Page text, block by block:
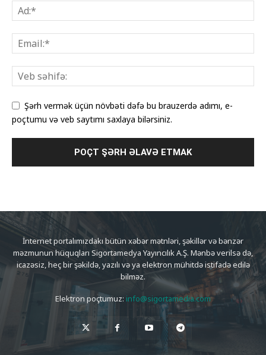
Şərh vermək üçün növbəti dəfə bu brauzerdə adımı, e-
poçtumu və veb saytımı saxlaya bilərsiniz.
İnternet portalımızdakı bütün xəbər mətnləri, şəkillər və bənzər
məzmunun hüquqları Sigortamedya Yayıncılık A.Ş. Mənbə verilsə də,
icazəsiz, heç bir şəkildə, yazılı və ya elektron mühitdə istifadə edilə
bilməz.
Elektron poçtumuz: info@sigortamedia.com